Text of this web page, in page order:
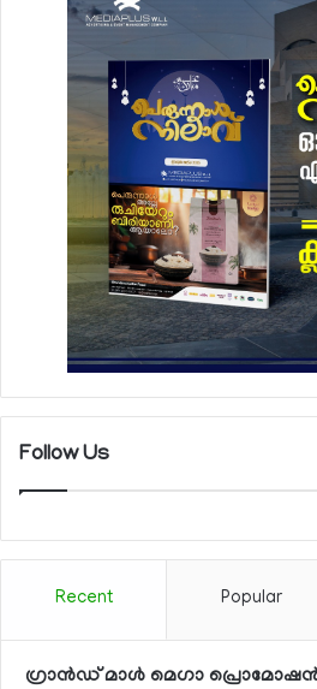
Follow Us
Recent Popular
ഗ്രാന്‍ഡ് മാള്‍ മെഗാ